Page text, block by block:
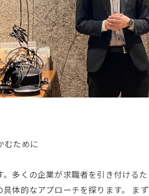
むために
多くの企業が求職者を引き付ける
体的なアプローチを探ります。 ま